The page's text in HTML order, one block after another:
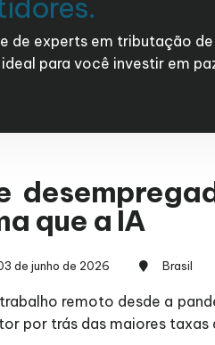
de experts em tributação
para você investir em
que a IA
de junho de 2026 Brasil
remoto desde a
por trás das maiores